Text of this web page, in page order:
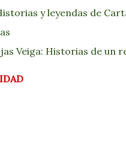
y leyendas de
Veiga: Historias de un